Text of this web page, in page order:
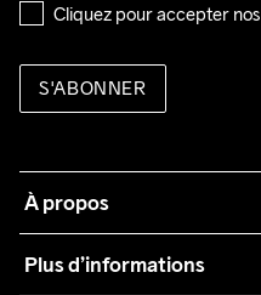
Cliquez pour accepter nos
S'ABONNER
À propos
Plus d’informations